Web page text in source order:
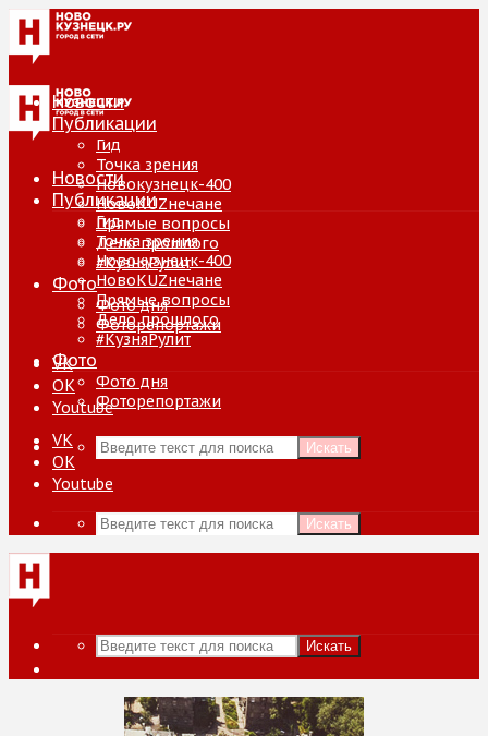
Новости
Публикации
Гид
Точка зрения
Новокузнецк-400
НовоKUZнечане
Прямые вопросы
Дело прошлого
#КузняРулит
Фото
Фото дня
Фоторепортажи
VK
ОК
Youtube
Искать
Новости
Публикации
Гид
Точка зрения
Новокузнецк-400
НовоKUZнечане
Прямые вопросы
Дело прошлого
#КузняРулит
Фото
Фото дня
Фоторепортажи
VK
ОК
Youtube
Искать
Искать